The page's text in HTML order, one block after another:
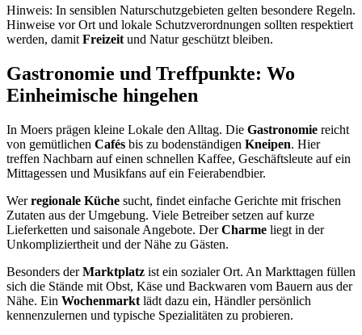
Hinweis: In sensiblen Naturschutzgebieten gelten besondere Regeln.
Hinweise vor Ort und lokale Schutzverordnungen sollten respektiert
werden, damitFreizeitund Natur geschützt bleiben.
Gastronomie und Treffpunkte: Wo
Einheimische hingehen
In Moers prägen kleine Lokale den Alltag. Die Gastronomie reicht
von gemütlichen Cafés bis zu bodenständigen Kneipen. Hier
treffen Nachbarn auf einen schnellen Kaffee, Geschäftsleute auf ein
Mittagessen und Musikfans auf ein Feierabendbier.
Werregionale Küche sucht, findet einfache Gerichte mit frischen
Zutaten aus der Umgebung. Viele Betreiber setzen auf kurze
Lieferketten und saisonale Angebote. DerCharme liegt in der
Unkompliziertheit und der Nähe zu Gästen.
Besonders derMarktplatz ist ein sozialer Ort. An Markttagen füllen
sich die Stände mit Obst, Käse und Backwaren vom Bauern aus der
Nähe. Ein Wochenmarkt lädt dazu ein, Händler persönlich
kennenzulernen und typische Spezialitäten zu probieren.